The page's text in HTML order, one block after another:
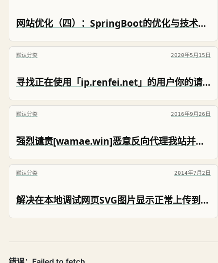
网站优化（四）：SpringBoot的优化与技术选型
默认分类 2020年5月15日
寻找正在使用「ip.renfei.net」的用户你的请求太快了
默认分类 2016年9月26日
强烈谴责[wamae.win]恶意反向代理我站并篡改我站网页
默认分类 2014年7月2日
解决在本地调试网页SVG图片显示正常上传到服务器以后SVG图片不显示